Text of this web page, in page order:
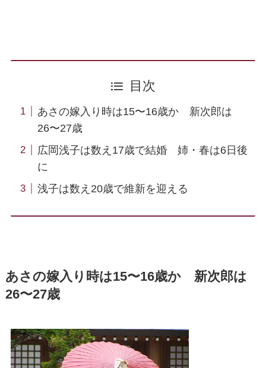
目次
あさの嫁入り時は15〜16歳か 新次郎は
26〜27歳
広岡浅子は数え17歳で結婚 姉・春は6日後
に
浅子は数え20歳で維新を迎える
あさの嫁入り時は15〜16歳か 新次郎は
26〜27歳